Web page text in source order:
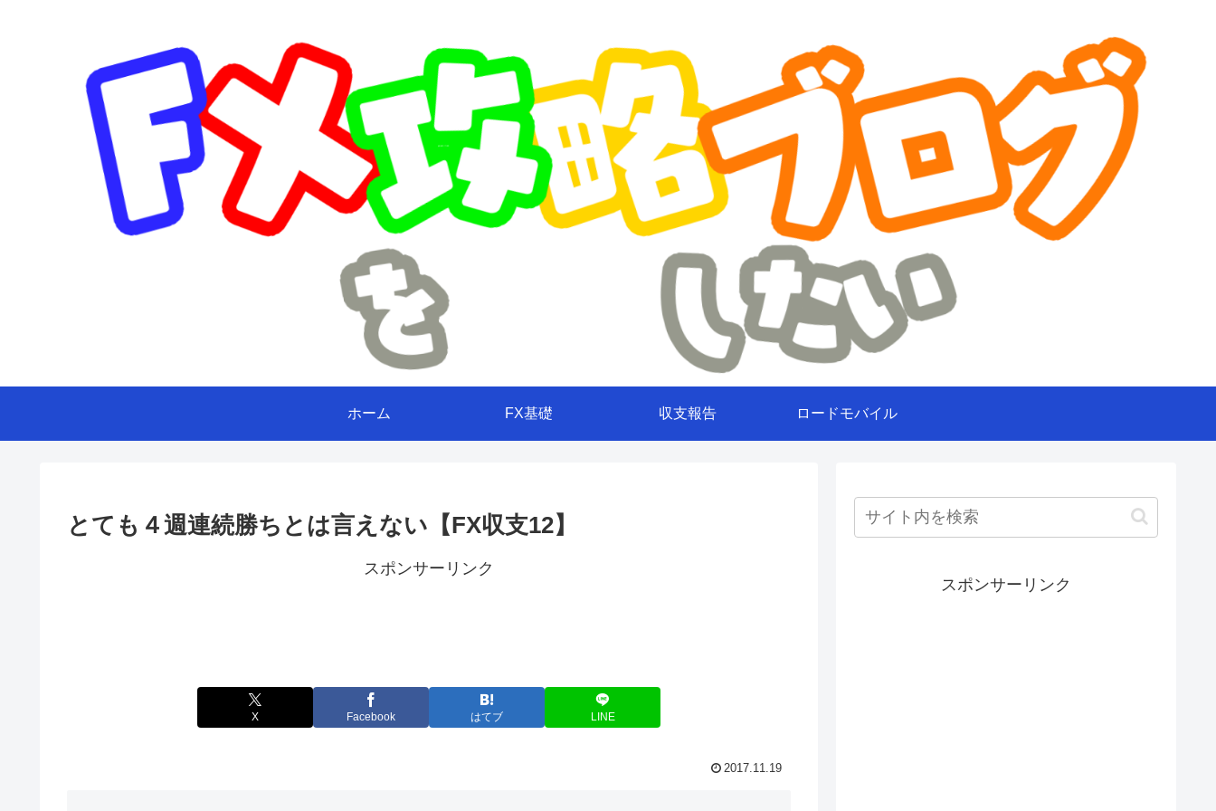
ホーム FX基礎 収支報告 ロードモバイル
とても４週連続勝ちとは言えない【FX収支12】
スポンサーリンク
X Facebook はてブ LINE
2017.11.19
スポンサーリンク